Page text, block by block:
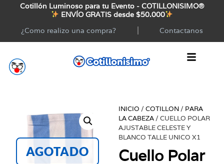
Cotillón Luminoso para tu Evento - COTILLONISIMO®
ENVÍO GRATIS desde $50.000
¿Como realizo una compra?
Contactanos
AGOTADO
INICIO /COTILLON / PARA
LA CABEZA / CUELLO POLAR
AJUSTABLE CELESTE Y
BLANCO TALLE UNICO X1
Cuello Polar